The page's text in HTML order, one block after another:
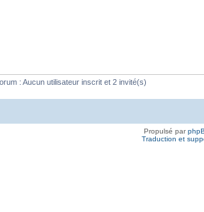
: Aucun utilisateur inscrit et 2 invité(s)
Propulsé par
Traduction et